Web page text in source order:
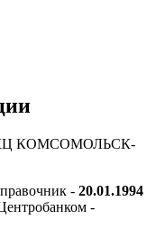
РКЦ КОМСОМОЛЬСК-
- 20.01.1994
-